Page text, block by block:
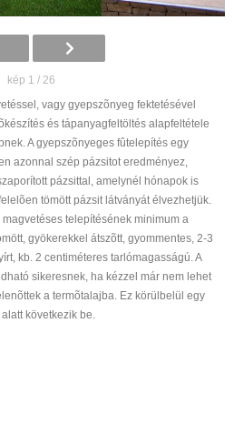
kép 1 / 26
vagy gyepszõnyeg fektetésével
és tápanyagfeltöltés alapfeltétele
A gyepszõnyeges fûtelepítés egy
azonnal szép pázsitot eredményez,
pázsittal, amelynél hónapok is
tömött pázsit látványát élvezhetjük.
telepítésének minimum a
gyökerekkel átszõtt, gyommentes, 2-3
kb. 2 centiméteres tarlómagasságú. A
sikeresnek, ha kézzel már nem lehet
a termõtalajba. Ez körülbelül egy
következik be.